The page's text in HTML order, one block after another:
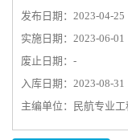
发布日期：2023-04-25
实施日期：2023-06-01
废止日期：-
入库日期：2023-08-31
主编单位：民航专业